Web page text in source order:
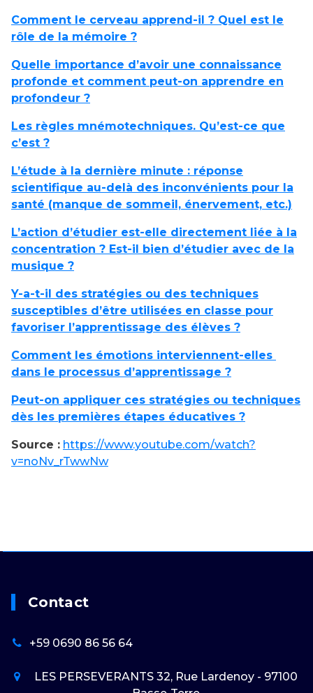
Comment le cerveau apprend-il ? Quel est le
rôle de la mémoire ?
Quelle importance d’avoir une connaissance
profonde et comment peut-on apprendre en
profondeur ?
Les règles mnémotechniques. Qu’est-ce que
c’est ?
L’étude à la dernière minute : réponse
scientifique au-delà des inconvénients pour la
santé (manque de sommeil, énervement, etc.)
L’action d’étudier est-elle directement liée à la
concentration ? Est-il bien d’étudier avec de la
musique ?
Y-a-t-il des stratégies ou des techniques
susceptibles d’être utilisées en classe pour
favoriser l’apprentissage des élèves ?
Comment les émotions interviennent-elles
dans le processus d’apprentissage ?
Peut-on appliquer ces stratégies ou techniques
dès les premières étapes éducatives ?
Source : https://www.youtube.com/watch?
v=noNv_rTwwNw
Contact
+59 0690 86 56 64
LES PERSEVERANTS 32, Rue Lardenoy - 97100